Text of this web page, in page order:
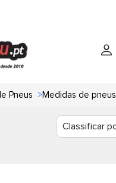
Pneus >Medidas de pneus